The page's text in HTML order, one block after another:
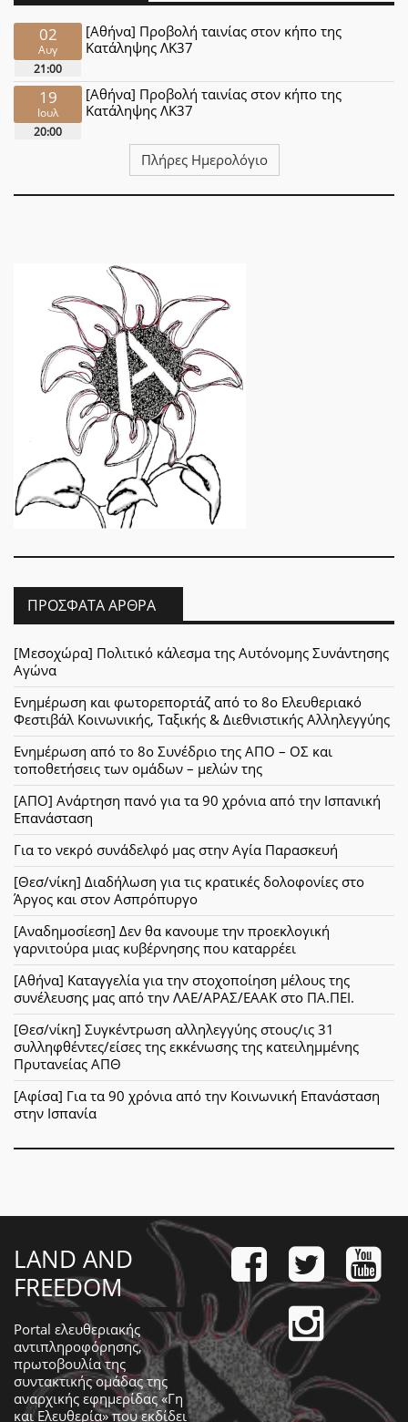
02
Αυγ
21:00
[Αθήνα] Προβολή ταινίας στον κήπο της
Κατάληψης ΛΚ37
19
Ιουλ
20:00
[Αθήνα] Προβολή ταινίας στον κήπο της
Κατάληψης ΛΚ37
Πλήρες Ημερολόγιο
ΠΡΌΣΦΑΤΑ ΆΡΘΡΑ
[Μεσοχώρα] Πολιτικό κάλεσμα της Αυτόνομης Συνάντησης
Αγώνα
Ενημέρωση και φωτορεπορτάζ από το 8ο Ελευθεριακό
Φεστιβάλ Κοινωνικής, Ταξικής & Διεθνιστικής Αλληλεγγύης
Ενημέρωση από το 8ο Συνέδριο της ΑΠΟ – ΟΣ και
τοποθετήσεις των ομάδων – μελών της
[ΑΠΟ] Ανάρτηση πανό για τα 90 χρόνια από την Ισπανική
Επανάσταση
Για το νεκρό συνάδελφό μας στην Αγία Παρασκευή
[Θεσ/νίκη] Διαδήλωση για τις κρατικές δολοφονίες στο
Άργος και στον Ασπρόπυργο
[Αναδημοσίεση] Δεν θα κανουμε την προεκλογική
γαρνιτούρα μιας κυβέρνησης που καταρρέει
[Αθήνα] Καταγγελία για την στοχοποίηση μέλους της
συνέλευσης μας από την ΛΑΕ/ΑΡΑΣ/ΕΑΑΚ στο ΠΑ.ΠΕΙ.
[Θεσ/νίκη] Συγκέντρωση αλληλεγγύης στους/ις 31
συλληφθέντες/είσες της εκκένωσης της κατειλημμένης
Πρυτανείας ΑΠΘ
[Αφίσα] Για τα 90 χρόνια από την Κοινωνική Επανάσταση
στην Ισπανία
LAND AND
FREEDOM
Portal ελευθεριακής
αντιπληροφόρησης,
πρωτοβουλία της
συντακτικής ομάδας της
αναρχικής εφημερίδας «Γη
και Ελευθερία» που εκδίδει